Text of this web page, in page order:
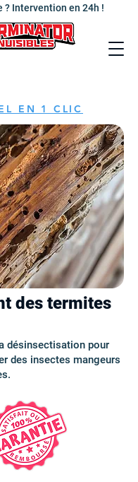
? Intervention en 24h !
EN 1 CLIC
des termites
désinsectisation pour
des insectes mangeurs